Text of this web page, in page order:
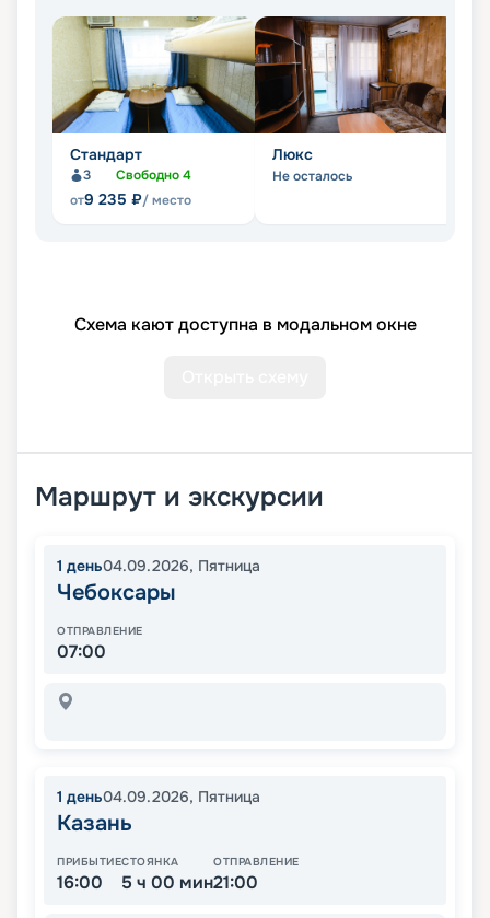
Стандарт
3 Свободно4
от9 235 ₽/ место
Люкс
Не осталось
Схема кают доступна в модальном окне
Маршрут и экскурсии
1 день04.09.2026, Пятница
Чебоксары
ОТПРАВЛЕНИЕ
07:00
1 день04.09.2026, Пятница
Казань
ПРИБЫТИЕ
16:00
СТОЯНКА
5 ч 00 мин
ОТПРАВЛЕНИЕ
21:00